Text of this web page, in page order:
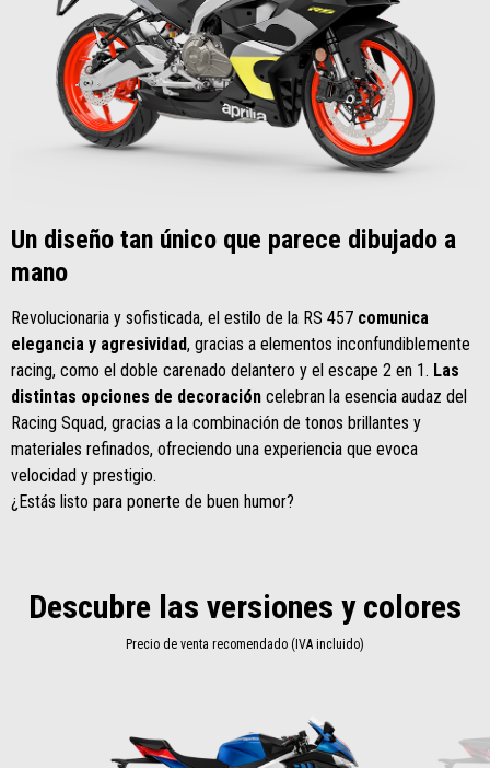
Un diseño tan único que parece dibujado a
mano
Revolucionaria y sofisticada, el estilo de la RS 457 comunica
elegancia y agresividad, gracias a elementos inconfundiblemente
racing, como el doble carenado delantero y el escape 2 en 1. Las
distintas opciones de decoración celebran la esencia audaz del
Racing Squad, gracias a la combinación de tonos brillantes y
materiales refinados, ofreciendo una experiencia que evoca
velocidad y prestigio.
¿Estás listo para ponerte de buen humor?
Descubre las versiones y colores
Precio de venta recomendado (IVA incluido)